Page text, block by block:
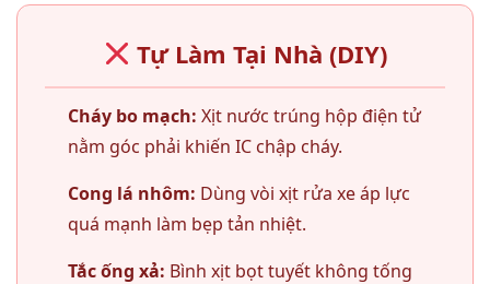
Tự Làm Tại Nhà (DIY)
Cháy bo mạch: Xịt nước trúng hộp điện tử
nằm góc phải khiến IC chập cháy.
Cong lá nhôm: Dùng vòi xịt rửa xe áp lực
quá mạnh làm bẹp tản nhiệt.
Tắc ống xả: Bình xịt bọt tuyết không tống